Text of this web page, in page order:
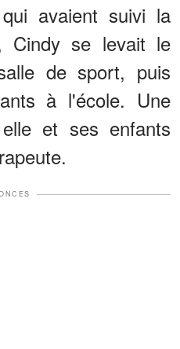
avaient suivi la
Cindy se levait le
de sport, puis
à l'école. Une
et ses enfants